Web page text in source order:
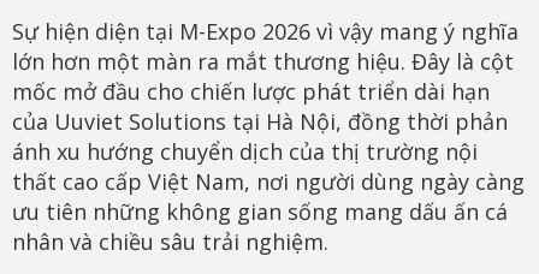
Sự hiện diện tại M-Expo 2026 vì vậy mang ý nghĩa
lớn hơn một màn ra mắt thương hiệu. Đây là cột
mốc mở đầu cho chiến lược phát triển dài hạn
của Uuviet Solutions tại Hà Nội, đồng thời phản
ánh xu hướng chuyển dịch của thị trường nội
thất cao cấp Việt Nam, nơi người dùng ngày càng
ưu tiên những không gian sống mang dấu ấn cá
nhân và chiều sâu trải nghiệm.